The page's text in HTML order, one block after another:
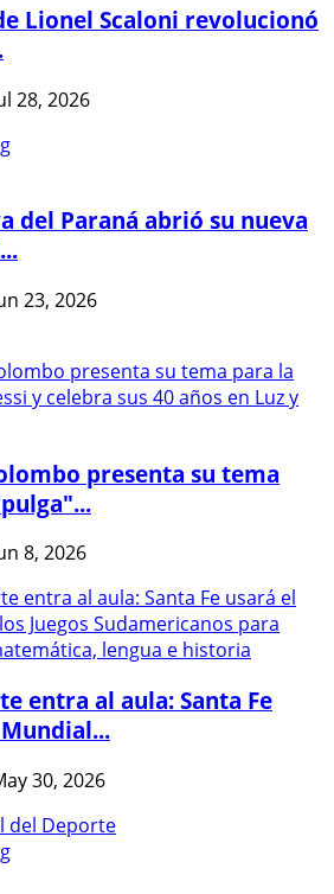
Lionel Scaloni revolucionó
28, 2026
del Paraná abrió su nueva
23, 2026
presenta su tema
8, 2026
entra al aula: Santa Fe
30, 2026
del Deporte